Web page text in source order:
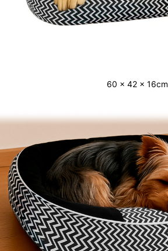
60 x 42 x 16cm